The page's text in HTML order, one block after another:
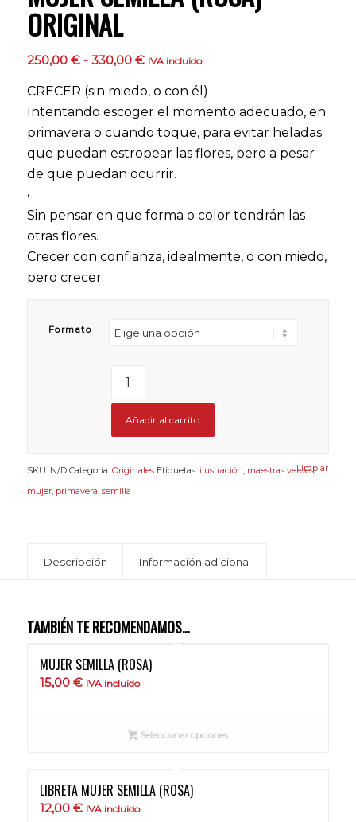
ORIGINAL
250,00 € - 330,00 €Rango
precios:
desde
250,00 €
hasta
330,00 €
IVA incluido
CRECER (sin miedo, o con él)
Intentando escoger el momento adecuado, en
primavera o cuando toque, para evitar heladas
que puedan estropear las flores, pero a pesar
de que puedan ocurrir.
•
Sin pensar en que forma o color tendrán las
otras flores.
Crecer con confianza, idealmente, o con miedo,
pero crecer.
Formato
Limpiar
Añadir al carrito
SKU: N/D Categoría: Originales Etiquetas: ilustración maestras verdes,
mujer, primavera semilla
Descripción Información adicional
TAMBIÉN TE RECOMENDAMOS…
MUJER SEMILLA (ROSA)
15,00 € IVA incluido
Seleccionar opciones
LIBRETA MUJER SEMILLA (ROSA)
12,00 € IVA incluido